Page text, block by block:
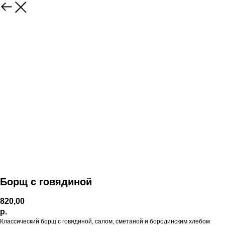
Борщ с говядиной
820,00
р.
Классический борщ с говядиной, салом, сметаной и бородинским хлебом